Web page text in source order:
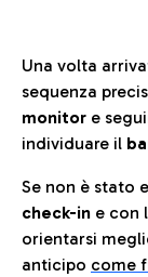
Una volta
sequenza
monitor e
individuare il
Se non è stato
check-in e con
orientarsi
anticipo come